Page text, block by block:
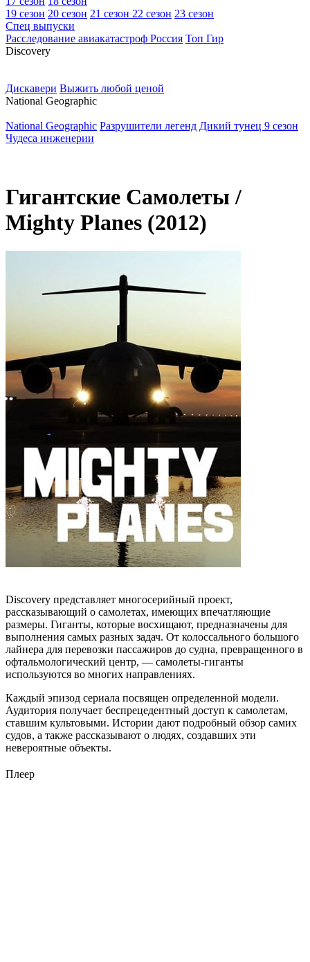
19 сезон 20 сезон 21 сезон 22 сезон 23 сезон
Спец выпуски
Расследование авиакатастроф Россия Топ Гир
Discovery
Дискавери Выжить любой ценой
National Geographic
National Geographic Разрушители легенд Дикий тунец 9 сезон
Чудеса инженерии
Гигантские Самолеты /
Mighty Planes (2012)
Discovery представляет многосерийный проект,
рассказывающий о самолетах, имеющих впечатляющие
размеры. Гиганты, которые восхищают, предназначены для
выполнения самых разных задач. От колоссального большого
лайнера для перевозки пассажиров до судна, превращенного в
офтальмологический центр, — самолеты-гиганты
используются во многих направлениях.
Каждый эпизод сериала посвящен определенной модели.
Аудитория получает беспрецедентный доступ к самолетам,
ставшим культовыми. Истории дают подробный обзор самих
судов, а также рассказывают о людях, создавших эти
невероятные объекты.
Плеер